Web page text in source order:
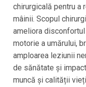
chirurgicală pentru a
mâinii. Scopul
ameliora
motorie a umărului,
amploarea leziunii
de sănătate și
muncă și calității